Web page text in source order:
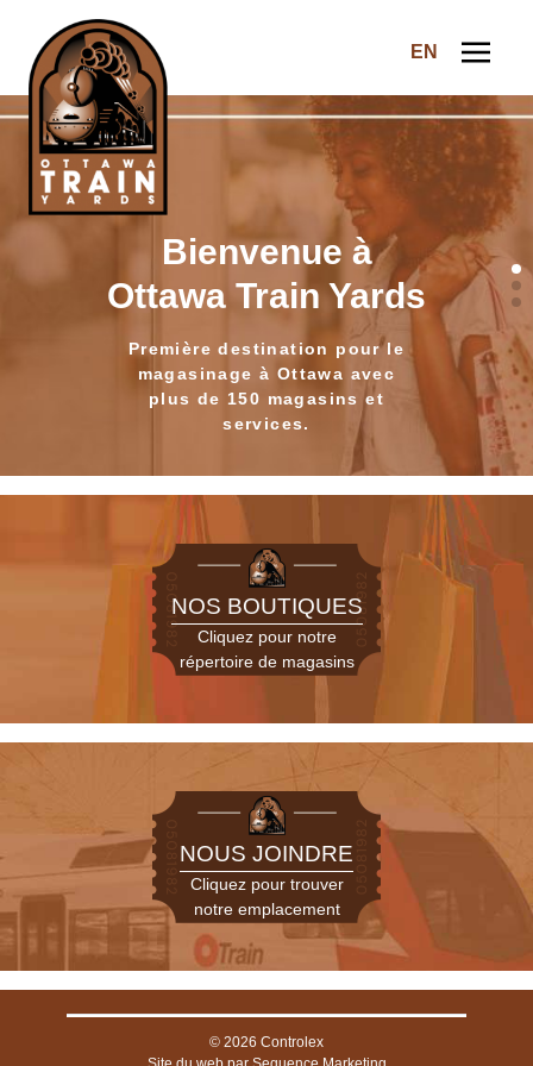
Ottawa Train Yards
EN
Bienvenue à
Ottawa Train Yards
Première destination pour le
magasinage à Ottawa avec
plus de 150 magasins et
services.
Espace de bureau
Veuillez nous contacter pour
les demandes de location de
bureaux
NOS BOUTIQUES
Cliquez pour notre
répertoire de magasins
NOUS JOINDRE
Cliquez pour trouver
notre emplacement
© 2026 Controlex